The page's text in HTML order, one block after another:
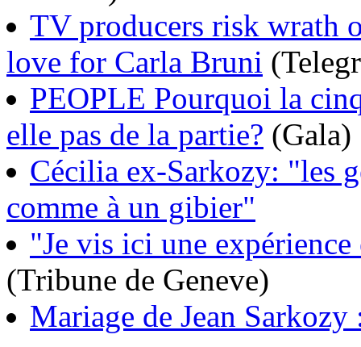
TV producers risk wrath
love for Carla Bruni
PEOPLE Pourquoi la
elle pas de la partie? (Gala)
Cécilia ex-Sarkozy: "les
comme à un gibier"
"Je vis ici une
(Tribune de Geneve)
Mariage de Jean